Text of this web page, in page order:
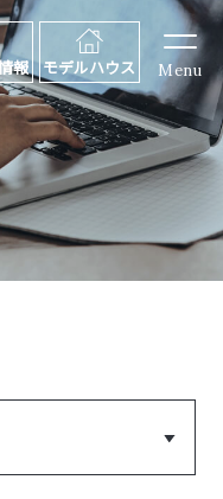
報 モデルハウス Menu